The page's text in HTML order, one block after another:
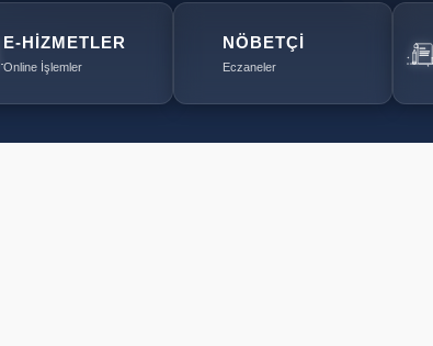
E-HIZMETLER
Online İşlemler
NÖBETÇI
Eczaneler